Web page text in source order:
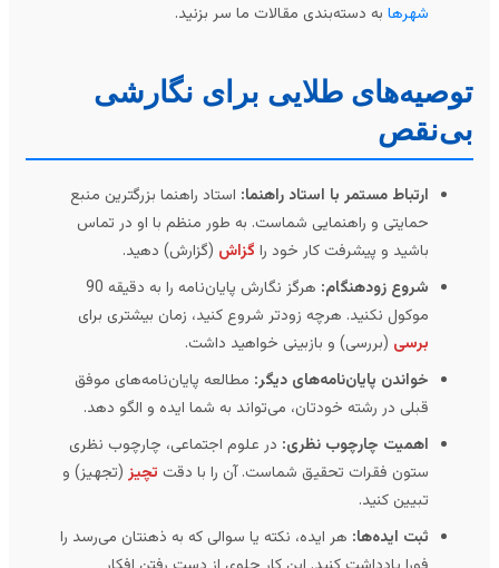
شهرهابه دسته‌بندی مقالات ما سر بزنید.
طلایی برای نگارشی
ارتباط مستمر با استاد راهنما:استاد راهنما بزرگترین منبع
حمایتی و راهنمایی شماست. به طور منظم با او در تماس
باشید و پیشرفت کار خود راگزاش (گزارش) دهید.
شروع زودهنگام:
هرگز نگارش پایان‌نامه را به دقیقه 90
موکول نکنید. هرچه زودتر شروع کنید، زمان بیشتری برای
(بررسی) و بازبینی خواهید داشت.
خواندن پایان‌نامه‌های دیگر: مطالعه پایان‌نامه‌های موفق
قبلی در رشته خودتان، می‌تواند به شما ایده و الگو دهد.
اهمیت چارچوب نظری:در علوم اجتماعی، چارچوب نظری
ستون فقرات تحقیق شماست. آن را با دقت تچیز (تجهیز) و
تبیین کنید.
ثبت ایده‌ها:هر ایده، نکته یا سوالی که به ذهنتان می‌رسد را